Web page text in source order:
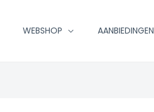
WEBSHOP AANBIEDINGEN